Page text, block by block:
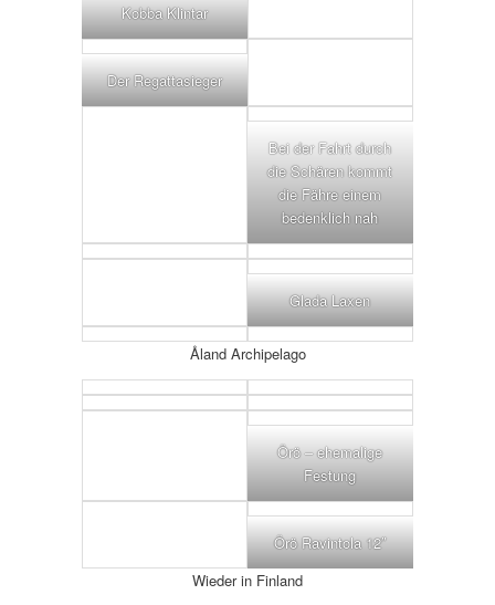
Kobba Klintar
Der Regattasieger
Bei der Fahrt durch
die Schären kommt
die Fähre einem
bedenklich nah
Glada Laxen
Åland Archipelago
Örö – ehemalige
Festung
Örö Ravintola 12″
Wieder in Finland